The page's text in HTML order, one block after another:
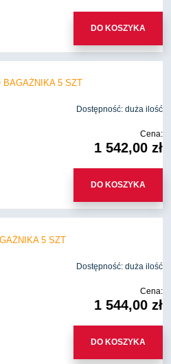
DO KOSZYKA
BAGAŻNIKA 5 SZT
Dostępność: duża ilość
Cena:
1 542,00 zł
DO KOSZYKA
5 SZT
Dostępność: duża ilość
Cena:
1 544,00 zł
DO KOSZYKA